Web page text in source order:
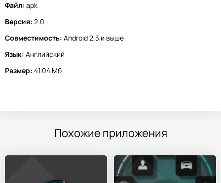
Файл: apk
Версия: 2.0
Совместимость: Android 2.3 и выше
Язык: Английский
Размер: 41.04 Мб
Похожие приложения